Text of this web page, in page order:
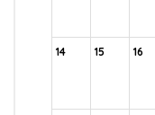
14 15 16